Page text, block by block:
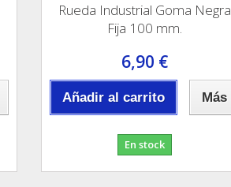
Rueda Industrial Goma Negra
Fija 100 mm.
6,90 €
Añadir al carrito Más
En stock